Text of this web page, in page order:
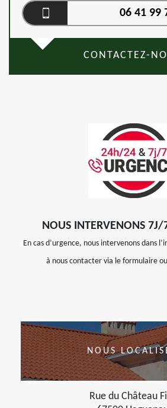
06 41 99
CONTACTEZ-
NOUS INTERVENONS
En cas d’urgence, nous intervenons dans
à nous contacter via le formulaire
NOUS
Rue du Château